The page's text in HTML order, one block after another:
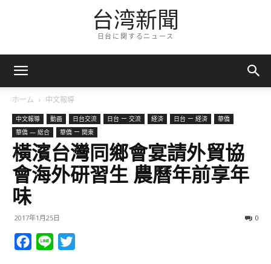
台湾新聞
日台に関するニュース
ホーム 中文報導
中文報導 動画 日台交流 日台 ー 交流 経済 日台 ー 経済
華僑
華僑 — 総合
華僑 ー 関東
橫濱台灣同鄉會宴請外貿協
會海外研習生 農曆年前享年
味
2017年1月25日 0
Facebook
Line